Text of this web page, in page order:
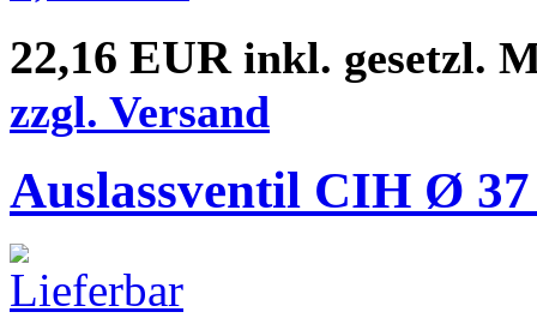
22,16 EUR inkl. gesetzl.
zzgl. Versand
Auslassventil CIH Ø